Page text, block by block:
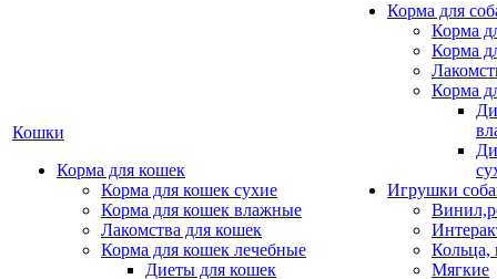
Кошки
Корма для кошек
Корма для кошек сухие
Корма для кошек влажные
Лакомства для кошек
Корма для кошек лечебные
Диеты для кошек
Корма для
Корма
Корма
Корма
Игрушки
Кольца,
Мягкие